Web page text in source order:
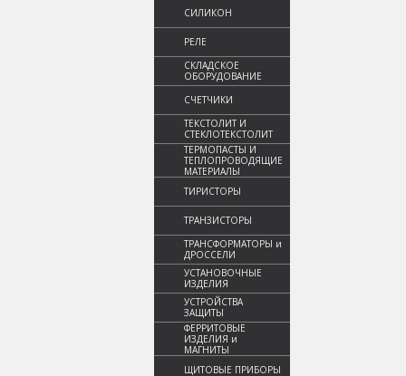
СИЛИКОН
РЕЛЕ
СКЛАДСКОЕ
ОБОРУДОВАНИЕ
СЧЕТЧИКИ
ТЕКСТОЛИТ И
СТЕКЛОТЕКСТОЛИТ
ТЕРМОПАСТЫ И
ТЕПЛОПРОВОДЯЩИЕ
МАТЕРИАЛЫ
ТИРИСТОРЫ
ТРАНЗИСТОРЫ
ТРАНСФОРМАТОРЫ и
ДРОССЕЛИ
УСТАНОВОЧНЫЕ
ИЗДЕЛИЯ
УСТРОЙСТВА
ЗАЩИТЫ
ФЕРРИТОВЫЕ
ИЗДЕЛИЯ и
МАГНИТЫ
ЩИТОВЫЕ ПРИБОРЫ